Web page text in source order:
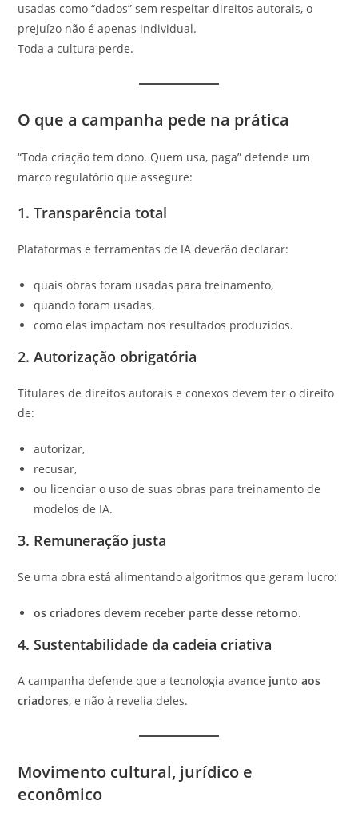
usadas como “dados” sem respeitar direitos autorais, o
prejuízo não é apenas individual.
Toda a cultura perde.
O que a campanha pede na prática
“Toda criação tem dono. Quem usa, paga” defende um
marco regulatório que assegure:
1. Transparência total
Plataformas e ferramentas de IA deverão declarar:
quais obras foram usadas para treinamento,
quando foram usadas,
como elas impactam nos resultados produzidos.
2. Autorização obrigatória
Titulares de direitos autorais e conexos devem ter o direito
de:
autorizar,
recusar,
ou licenciar o uso de suas obras para treinamento de
modelos de IA.
3. Remuneração justa
Se uma obra está alimentando algoritmos que geram lucro:
os criadores devem receber parte desse retorno.
4. Sustentabilidade da cadeia criativa
A campanha defende que a tecnologia avance junto aos
criadores, e não à revelia deles.
Movimento cultural, jurídico e
econômico